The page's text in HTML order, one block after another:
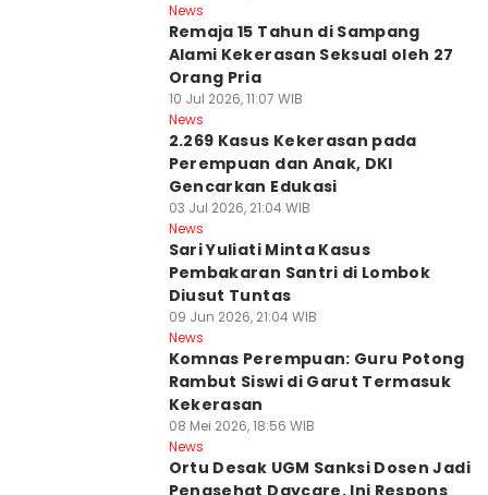
News
Remaja 15 Tahun di Sampang
Alami Kekerasan Seksual oleh 27
Orang Pria
10 Jul 2026, 11:07 WIB
News
2.269 Kasus Kekerasan pada
Perempuan dan Anak, DKI
Gencarkan Edukasi
03 Jul 2026, 21:04 WIB
News
Sari Yuliati Minta Kasus
Pembakaran Santri di Lombok
Diusut Tuntas
09 Jun 2026, 21:04 WIB
News
Komnas Perempuan: Guru Potong
Rambut Siswi di Garut Termasuk
Kekerasan
08 Mei 2026, 18:56 WIB
News
Ortu Desak UGM Sanksi Dosen Jadi
Penasehat Daycare, Ini Respons